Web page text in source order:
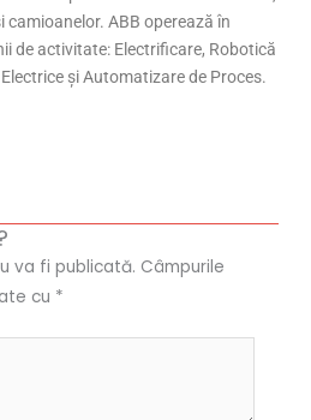
ABB operează în
de activitate: Electrificare, Robotică
și Automatizare de Proces.
va fi publicată. Câmpurile
cu *